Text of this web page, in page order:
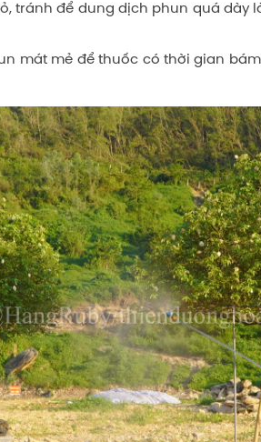
tránh để dung dịch phun quá dày
mát mẻ để thuốc có thời gian